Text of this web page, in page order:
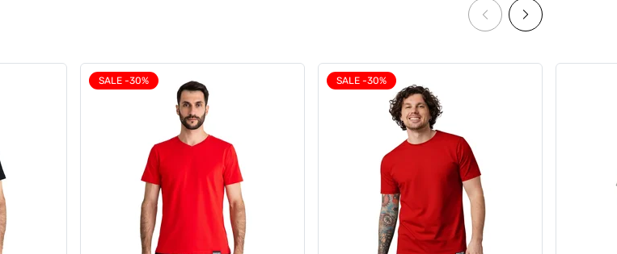
Набір чоловічих анатомічних
боксерів Long w/skew fly Light
3999 грн
3736 грн
Комплект спортивної білизни з
футболки, майки та шортів,
Anatomic Balance Ultimate
Summer Set
4911 грн
4587 грн
SALE -30% SALE -30%